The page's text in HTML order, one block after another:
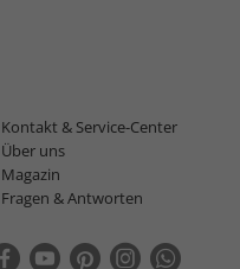
Kontakt & Service-Center
Über uns
Magazin
Fragen & Antworten